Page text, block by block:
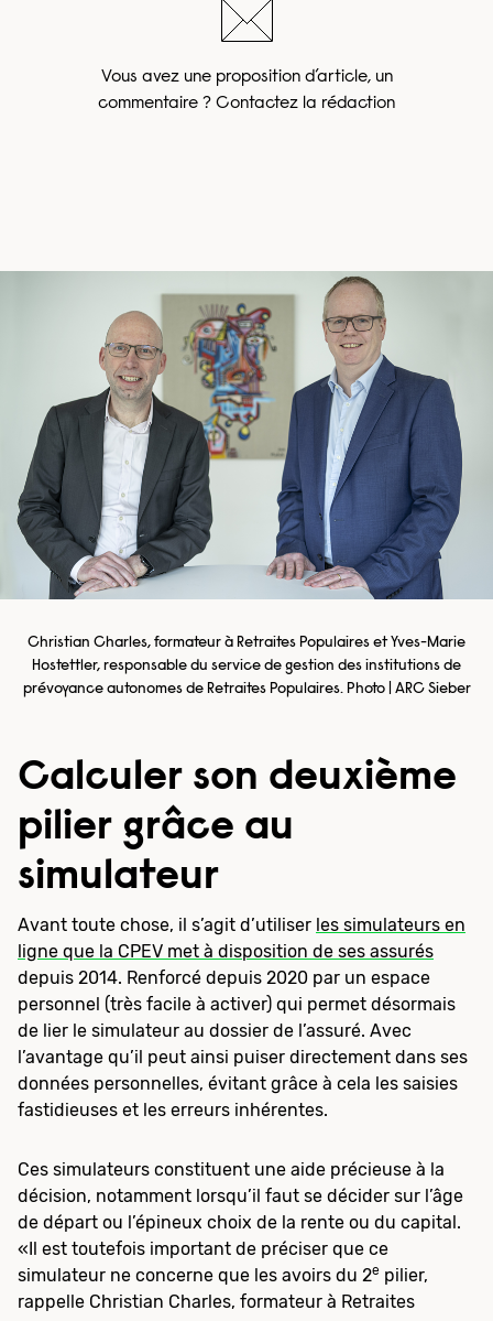
Vous avez une proposition d’article, un
commentaire ? Contactez la rédaction
Christian Charles, formateur à Retraites Populaires et Yves-Marie
Hostettler, responsable du service de gestion des institutions de
prévoyance autonomes de Retraites Populaires. Photo | ARC Sieber
Calculer son deuxième
pilier grâce au
simulateur
Avant toute chose, il s’agit d’utiliser les simulateurs en
ligne que la CPEV met à disposition de ses assurés
depuis 2014. Renforcé depuis 2020 par un espace
personnel (très facile à activer) qui permet désormais
de lier le simulateur au dossier de l’assuré. Avec
l’avantage qu’il peut ainsi puiser directement dans ses
données personnelles, évitant grâce à cela les saisies
fastidieuses et les erreurs inhérentes.
Ces simulateurs constituent une aide précieuse à la
décision, notamment lorsqu’il faut se décider sur l’âge
de départ ou l’épineux choix de la rente ou du capital.
«Il est toutefois important de préciser que ce
simulateur ne concerne que les avoirs du 2e pilier,
rappelle Christian Charles, formateur à Retraites